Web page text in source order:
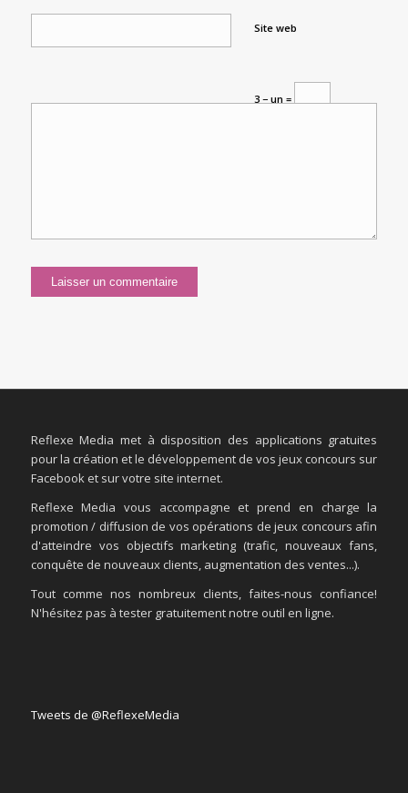
Site web
3 − un =
Reflexe Media met à disposition des applications gratuites
pour la création et le développement de vos jeux concours sur
Facebook et sur votre site internet.
Reflexe Media vous accompagne et prend en charge la
promotion / diffusion de vos opérations de jeux concours afin
d'atteindre vos objectifs marketing (trafic, nouveaux fans,
conquête de nouveaux clients, augmentation des ventes...).
Tout comme nos nombreux clients, faites-nous confiance!
N'hésitez pas à tester gratuitement notre outil en ligne.
Tweets de @ReflexeMedia